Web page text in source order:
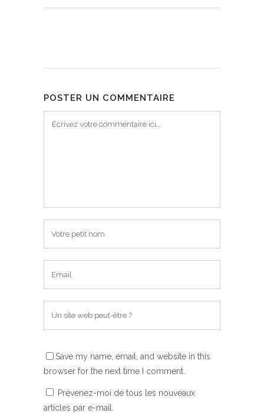
POSTER UN COMMENTAIRE
Save my name, email, and website in this
browser for the next time I comment.
Prévenez-moi de tous les nouveaux
articles par e-mail.